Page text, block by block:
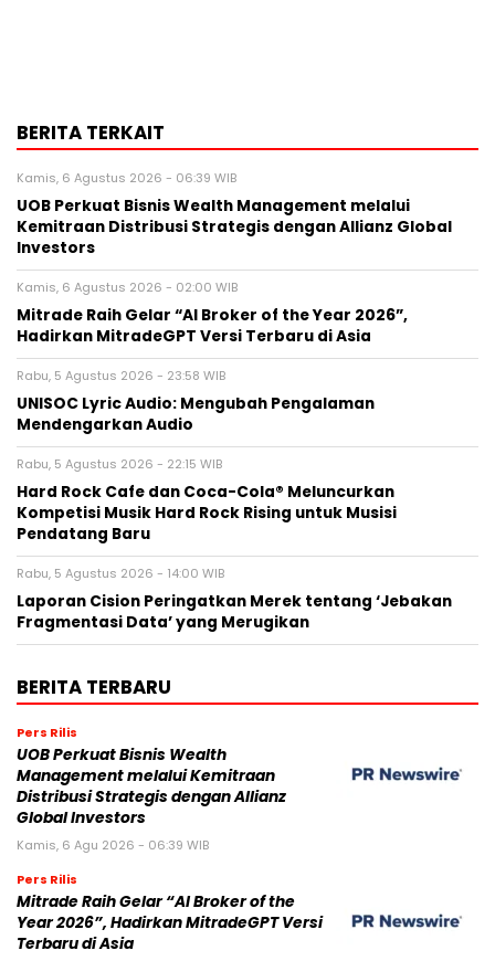
BERITA TERKAIT
Kamis, 6 Agustus 2026 - 06:39 WIB
UOB Perkuat Bisnis Wealth Management melalui
Kemitraan Distribusi Strategis dengan Allianz Global
Investors
Kamis, 6 Agustus 2026 - 02:00 WIB
Mitrade Raih Gelar “AI Broker of the Year 2026”,
Hadirkan MitradeGPT Versi Terbaru di Asia
Rabu, 5 Agustus 2026 - 23:58 WIB
UNISOC Lyric Audio: Mengubah Pengalaman
Mendengarkan Audio
Rabu, 5 Agustus 2026 - 22:15 WIB
Hard Rock Cafe dan Coca-Cola® Meluncurkan
Kompetisi Musik Hard Rock Rising untuk Musisi
Pendatang Baru
Rabu, 5 Agustus 2026 - 14:00 WIB
Laporan Cision Peringatkan Merek tentang ‘Jebakan
Fragmentasi Data’ yang Merugikan
BERITA TERBARU
Pers Rilis
UOB Perkuat Bisnis Wealth
Management melalui Kemitraan
Distribusi Strategis dengan Allianz
Global Investors
Kamis, 6 Agu 2026 - 06:39 WIB
Pers Rilis
Mitrade Raih Gelar “AI Broker of the
Year 2026”, Hadirkan MitradeGPT Versi
Terbaru di Asia